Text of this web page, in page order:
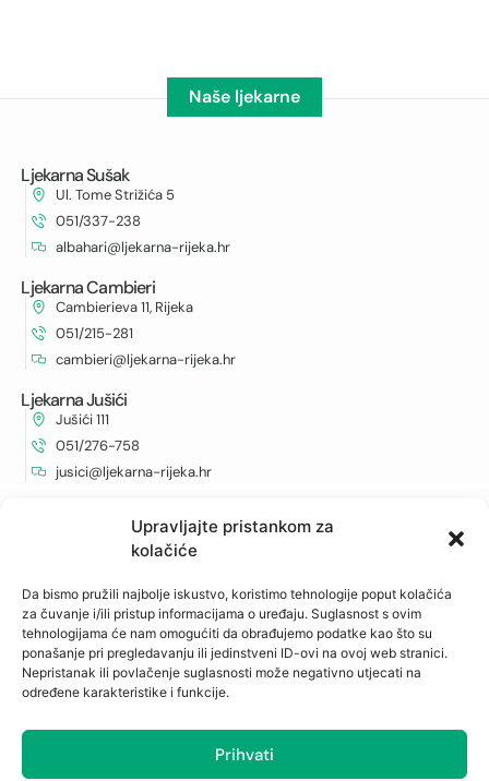
Upravljajte pristankom za
kolačiće
Da bismo pružili najbolje iskustvo, koristimo tehnologije poput kolačića
za čuvanje i/ili pristup informacijama o uređaju. Suglasnost s ovim
tehnologijama će nam omogućiti da obrađujemo podatke kao što su
ponašanje pri pregledavanju ili jedinstveni ID-ovi na ovoj web stranici.
Nepristanak ili povlačenje suglasnosti može negativno utjecati na
određene karakteristike i funkcije.
Prihvati
Naše ljekarne
Ljekarna Sušak
Ul. Tome Strižića 5
051/337-238
albahari@ljekarna-rijeka.hr
Ljekarna Cambieri
Cambierieva 11, Rijeka
051/215-281
cambieri@ljekarna-rijeka.hr
Ljekarna Jušići
Jušići 111
051/276-758
jusici@ljekarna-rijeka.hr
Zametska 44, Rijeka
051/210-652
zamet@ljekarna-rijeka.hr
Ljekarna Podmurvice
Vukovarska 96
051/672-963
vukovarska@ljekarna-rijeka.hr
Ljekarna Kantrida